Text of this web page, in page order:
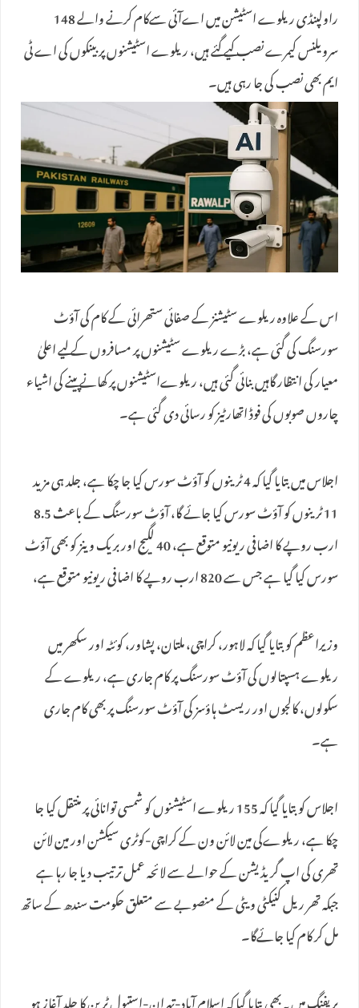
راولپنڈی ریلوے اسٹیشن میں اےآئی سےکام کرنے والے 148
سرویلنس کیمرے نصب کیے گئے ہیں، ریلوے اسٹیشنوں پر بینکوں کی اے ٹی
ایم بھی نصب کی جا رہی ہیں۔
اس کے علاوہ ریلوے سٹیشنز کے صفائی ستھرائی کے کام کی آؤٹ
سورسنگ کی گئی ہے، بڑے ریلوے سٹیشنوں پر مسافروں کے لیے اعلیٰ
معیار کی انتظار گاہیں بنائی گئی ہیں، ریلوےاسٹیشنوں پر کھانے پینے کی اشیاء
چاروں صوبوں کی فوڈ اتھارٹیز کو رسائی دی گئی ہے۔
اجلاس میں بتایا گیا کہ 4 ٹرینوں کو آؤٹ سورس کیا جا چکا ہے، جلد ہی مزید
11 ٹرینوں کو آؤٹ سورس کیا جائے گا، آؤٹ سورسنگ کے باعث 8.5
ارب روپے کا اضافی ریونیو متوقع ہے، 40 لگیج اور بریک وینز کو بھی آؤٹ
سورس کیا گیا ہے جس سے 820 ارب روپے کا اضافی ریونیو متوقع ہے،
وزیراعظم کو بتایا گیا کہ لاہور، کراچی، ملتان، پشاور، کوئٹہ اور سکھر میں
ریلوے ہسپتالوں کی آؤٹ سورسنگ پر کام جاری ہے، ریلوے کے
سکولوں، کالجوں اور ریسٹ ہاؤسز کی آؤٹ سورسنگ پر بھی کام جاری
ہے۔
اجلاس کو بتایا گیا کہ 155 ریلوے اسٹیشنوں کو شمسی توانائی پر منتقل کیا جا
چکا ہے، ریلوےکی مین لائن ون کے کراچی-کوٹری سیکشن اور مین لائن
تھری کی اپ گریڈیشن کے حوالے سے لائحہ عمل ترتیب دیا جا رہا ہے
جبکہ تھر ریل کنیکٹی ویٹی کے منصوبے سے متعلق حکومت سندھ کے ساتھ
مل کر کام کیا جائےگا۔